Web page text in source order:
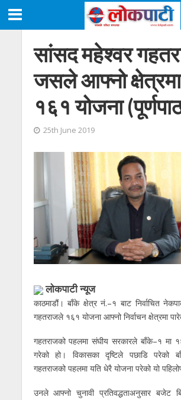
सांसद महेश्वर
जसले आफ्नो क्षेत्रमा
१६१ योजना
25th June 2019
लाेकपाटी न्यूज
काठमाडौं। बाँके क्षेत्र नं.–१ बाट निर्वाचित
गहतराजले १६१ योजना आफ्नो निर्वाचन क्षेत्रमा
गहतराजको पहलमा संघीय सरकारले बाँके–१ मा
गरेको हो। विकासका दृष्टिले पछाडि परेको
गहतराजको पहलमा यति धेरै योजना परेको यो
उनले आफ्नो चुनावी प्रतिवद्धताअनुसार बजेट